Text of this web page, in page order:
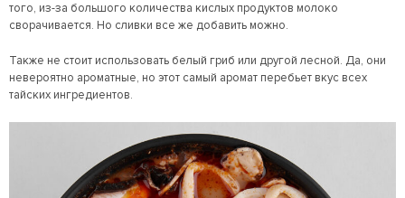
того, из-за большого количества кислых продуктов молоко
сворачивается. Но сливки все же добавить можно.
Также не стоит использовать белый гриб или другой лесной. Да, они
невероятно ароматные, но этот самый аромат перебьет вкус всех
тайских ингредиентов.